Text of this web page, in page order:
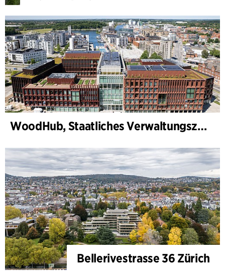
WoodHub, Staatliches Verwaltungszentrum
Bellerivestrasse 36 Zürich